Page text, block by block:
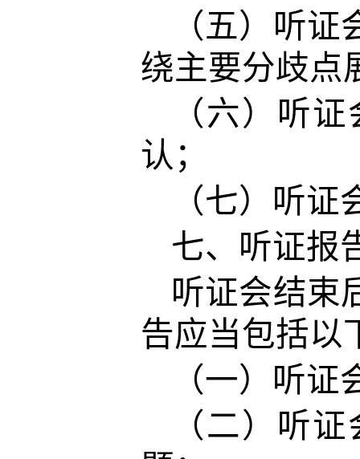
（五）听
绕主要分歧点
（六）听
认；
（七）听
七、听证报
听证会结束
告应当包括以
（一）听
（二）听